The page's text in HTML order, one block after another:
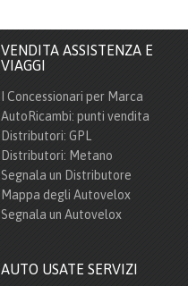
VENDITA ASSISTENZA E
VIAGGI
I Concessionari per Marca
AutoRicambi: punti vendita
Distributori: GPL
Distributori: Metano
Segnala un Distributore
Mappa degli Autovelox
Segnala un Autovelox
AUTO USATE SERVIZI